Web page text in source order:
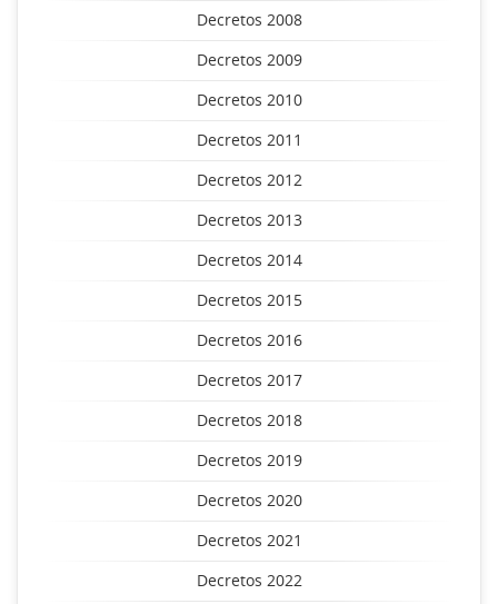
Decretos 2008
Decretos 2009
Decretos 2010
Decretos 2011
Decretos 2012
Decretos 2013
Decretos 2014
Decretos 2015
Decretos 2016
Decretos 2017
Decretos 2018
Decretos 2019
Decretos 2020
Decretos 2021
Decretos 2022